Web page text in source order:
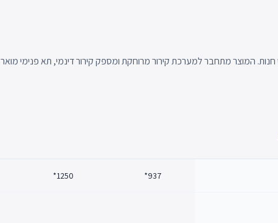
המוצר מתחבר למערכת קירור מרוחקת ומספק קירור דינמי, תא פנימי מואר
937*
1250*